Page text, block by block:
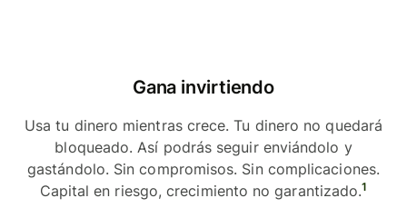
Gana invirtiendo
Usa tu dinero mientras crece. Tu dinero no quedará
bloqueado. Así podrás seguir enviándolo y
gastándolo. Sin compromisos. Sin complicaciones.
Capital en riesgo, crecimiento no garantizado.1